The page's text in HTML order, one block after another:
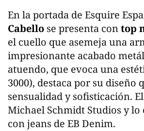
En la portada de Esquire
Cabello se presenta contop
el cuello que asemeja una
impresionante acabado
atuendo, que evoca una
3000), destaca por su diseño
sensualidad y sofisticación.
Michael Schmidt Studios y
con jeans de EB Denim.